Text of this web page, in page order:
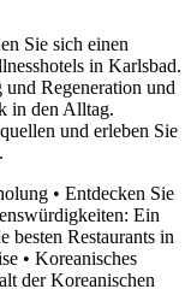
Sie sich einen
in Karlsbad.
Regeneration und
in den Alltag.
und erleben Sie
• Entdecken Sie
Ein
besten Restaurants in
• Koreanisches
der Koreanischen